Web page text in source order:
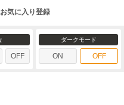
お気に入り登録
OFF
ダークモード
ON OFF